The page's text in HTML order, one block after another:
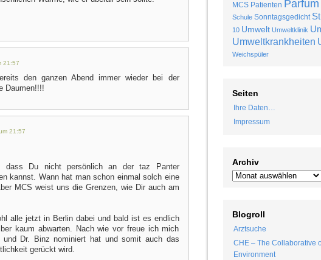
21:57
den ganzen Abend immer wieder bei der
Daumen!!!!
21:57
dass Du nicht persönlich an der taz Panter
kannst. Wann hat man schon einmal solch eine
MCS weist uns die Grenzen, wie Dir auch am
alle jetzt in Berlin dabei und bald ist es endlich
kaum abwarten. Nach wie vor freue ich mich
Dr. Binz nominiert hat und somit auch das
gerückt wird.
MCS Patienten Parfum
Schule Sonntagsgedicht
10 Umwelt Umweltklinik
Umweltkrankheiten
Weichspüler
Seiten
Ihre Daten…
Impressum
Archiv
Blogroll
Arztsuche
CHE – The Collaborative
Environment